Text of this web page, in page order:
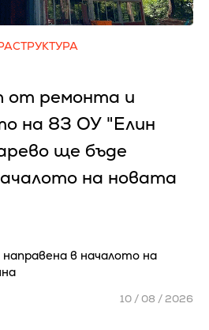
от ремонта и
на 83 ОУ "Елин
ще бъде
на новата
в началото на
10 / 08 / 2026